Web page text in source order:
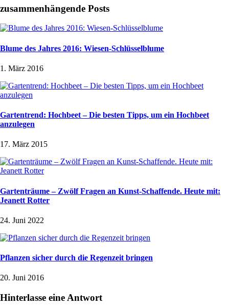
zusammenhängende Posts
Blume des Jahres 2016: Wiesen-Schlüsselblume
1. März 2016
Gartentrend: Hochbeet – Die besten Tipps, um ein Hochbeet
anzulegen
17. März 2015
Gartenträume – Zwölf Fragen an Kunst-Schaffende. Heute mit:
Jeanett Rotter
24. Juni 2022
Pflanzen sicher durch die Regenzeit bringen
20. Juni 2016
Hinterlasse eine Antwort